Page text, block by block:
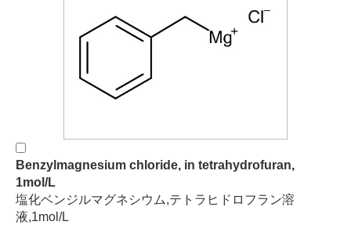
Benzylmagnesium chloride, in tetrahydrofuran,
1mol/L
塩化ベンジルマグネシウム,テトラヒドロフラン溶
液,1mol/L